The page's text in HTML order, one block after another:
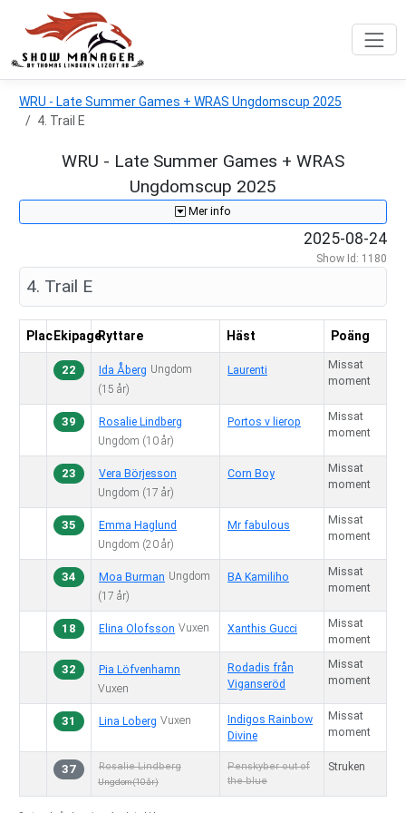
WRU - Late Summer Games + WRAS Ungdomscup 2025
4. Trail E
WRU - Late Summer Games + WRAS
Ungdomscup 2025
Mer info
2025-08-24
Show Id: 1180
4. Trail E
Plac EkipageRyttare Häst Poäng
22 Ida Åberg Ungdom
(15 år)
Laurenti
Missat
moment
39
Rosalie Lindberg
Ungdom (10 år)
Portos v lierop
Missat
moment
23
Vera Börjesson
Ungdom (17 år)
Corn Boy
Missat
moment
35
Emma Haglund
Ungdom (20 år)
Mr fabulous
Missat
moment
34 Moa Burman Ungdom
(17 år)
BA Kamiliho
Missat
moment
18 Elina Olofsson Vuxen Xanthis Gucci
Missat
moment
32
Pia Löfvenhamn
Vuxen
Rodadis från
Viganseröd
Missat
moment
31 Lina Loberg Vuxen
Indigos Rainbow
Divine
Missat
moment
37 Rosalie Lindberg
Ungdom(10 år)
Penskyber out of
the blue
Struken